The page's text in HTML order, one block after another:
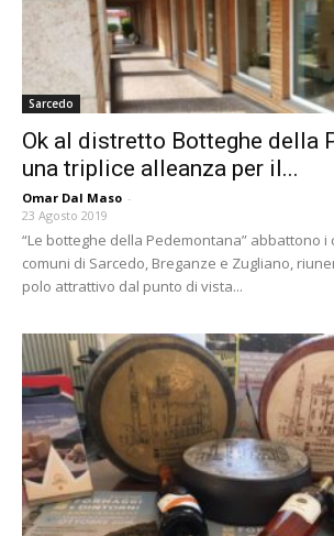
Sarcedo
Ok al distretto Botteghe della
una triplice alleanza per il...
Omar Dal Maso -
23 Agosto 2019
“Le botteghe della Pedemontana” abbattono i
comuni di Sarcedo, Breganze e Zugliano,
polo attrattivo dal punto di vista...